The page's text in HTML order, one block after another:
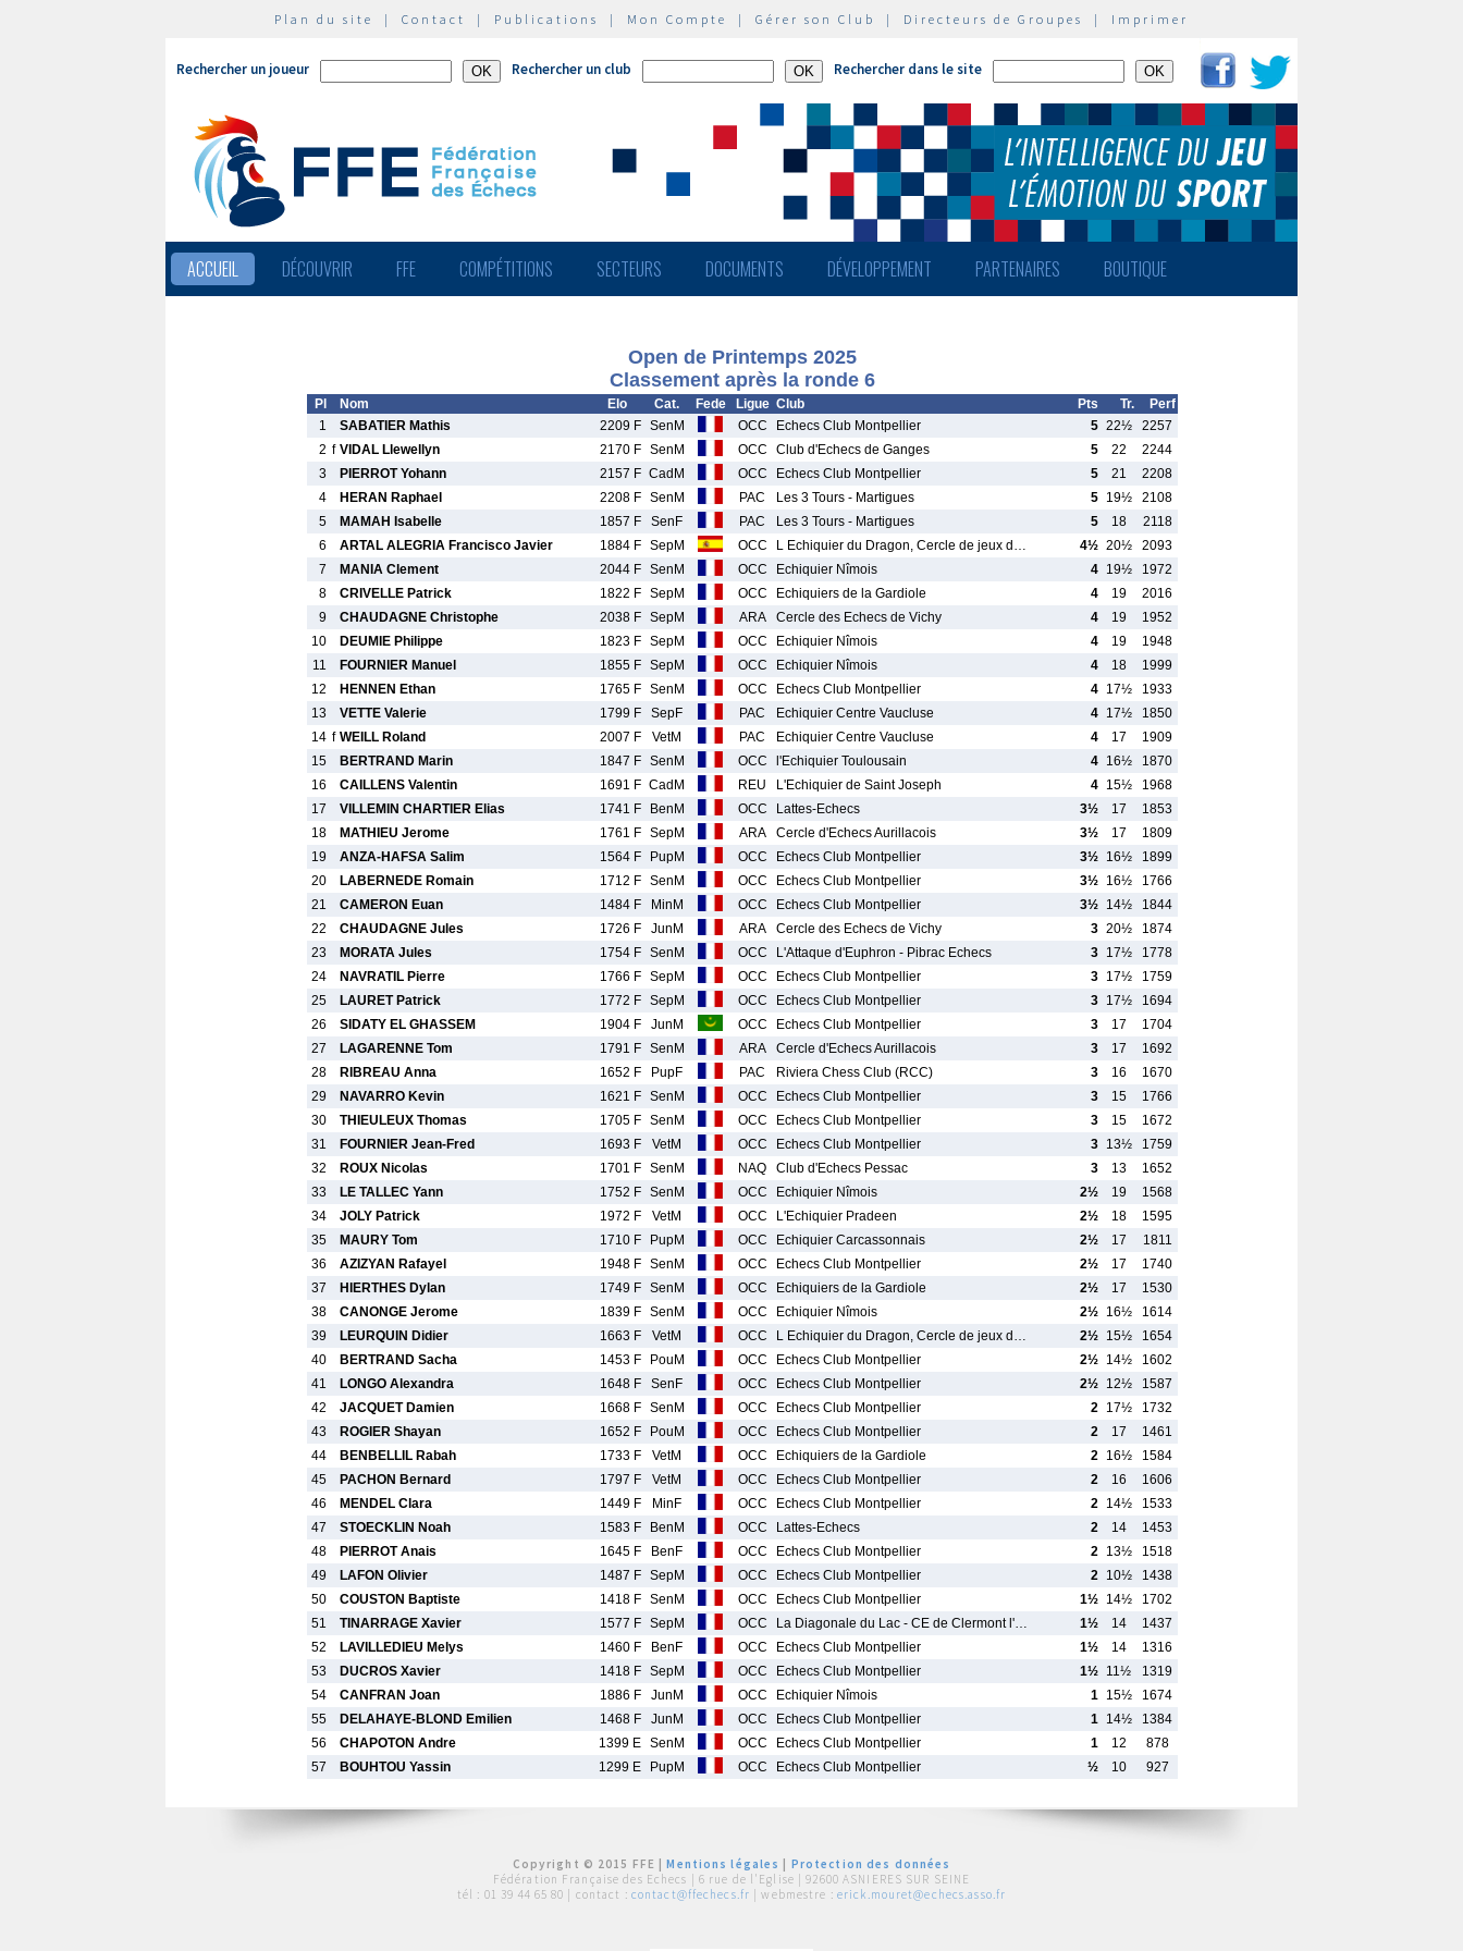
Plan du site | Contact | Publications | Mon Compte | Gérer son Club | Directeurs de Groupes | Imprimer
Rechercher un joueur Rechercher un club Rechercher dans le site
ACCUEIL DÉCOUVRIR FFE COMPÉTITIONS SECTEURS DOCUMENTS DÉVELOPPEMENT PARTENAIRES BOUTIQUE
Open de Printemps 2025
Classement après la ronde 6
Pl Nom Elo Cat. Fede Ligue Club Pts Tr.
Perf
1
SABATIER Mathis 2209 F SenM OCC Echecs Club Montpellier 5 22½
2257
2 f VIDAL Llewellyn 2170 F SenM OCC Club d'Echecs de Ganges 5 22
2244
3
PIERROT Yohann 2157 F CadM OCC Echecs Club Montpellier 5 21
2208
4
HERAN Raphael 2208 F SenM PAC Les 3 Tours - Martigues 5 19½
2108
5
MAMAH Isabelle 1857 F SenF PAC Les 3 Tours - Martigues 5 18
2118
6
ARTAL ALEGRIA Francisco Javier 1884 F SepM OCC L Echiquier du Dragon, Cercle de jeux d… 4½ 20½
2093
7
MANIA Clement 2044 F SenM OCC Echiquier Nîmois 4 19½
1972
8
CRIVELLE Patrick 1822 F SepM OCC Echiquiers de la Gardiole 4 19
2016
9
CHAUDAGNE Christophe 2038 F SepM ARA Cercle des Echecs de Vichy 4 19
1952
10
DEUMIE Philippe 1823 F SepM OCC Echiquier Nîmois 4 19
1948
11
FOURNIER Manuel 1855 F SepM OCC Echiquier Nîmois 4 18
1999
12
HENNEN Ethan 1765 F SenM OCC Echecs Club Montpellier 4 17½
1933
13
VETTE Valerie 1799 F SepF PAC Echiquier Centre Vaucluse 4 17½
1850
14 f WEILL Roland 2007 F VetM PAC Echiquier Centre Vaucluse 4 17
1909
15
BERTRAND Marin 1847 F SenM OCC l'Echiquier Toulousain 4 16½
1870
16
CAILLENS Valentin 1691 F CadM REU L'Echiquier de Saint Joseph 4 15½
1968
17
VILLEMIN CHARTIER Elias 1741 F BenM OCC Lattes-Echecs 3½ 17
1853
18
MATHIEU Jerome 1761 F SepM ARA Cercle d'Echecs Aurillacois 3½ 17
1809
19
ANZA-HAFSA Salim 1564 F PupM OCC Echecs Club Montpellier 3½ 16½
1899
20
LABERNEDE Romain 1712 F SenM OCC Echecs Club Montpellier 3½ 16½
1766
21
CAMERON Euan 1484 F MinM OCC Echecs Club Montpellier 3½ 14½
1844
22
CHAUDAGNE Jules 1726 F JunM ARA Cercle des Echecs de Vichy 3 20½
1874
23
MORATA Jules 1754 F SenM OCC L'Attaque d'Euphron - Pibrac Echecs 3 17½
1778
24
NAVRATIL Pierre 1766 F SepM OCC Echecs Club Montpellier 3 17½
1759
25
LAURET Patrick 1772 F SepM OCC Echecs Club Montpellier 3 17½
1694
26
SIDATY EL GHASSEM 1904 F JunM OCC Echecs Club Montpellier 3 17
1704
27
LAGARENNE Tom 1791 F SenM ARA Cercle d'Echecs Aurillacois 3 17
1692
28
RIBREAU Anna 1652 F PupF PAC Riviera Chess Club (RCC) 3 16
1670
29
NAVARRO Kevin 1621 F SenM OCC Echecs Club Montpellier 3 15
1766
30
THIEULEUX Thomas 1705 F SenM OCC Echecs Club Montpellier 3 15
1672
31
FOURNIER Jean-Fred 1693 F VetM OCC Echecs Club Montpellier 3 13½
1759
32
ROUX Nicolas 1701 F SenM NAQ Club d'Echecs Pessac 3 13
1652
33
LE TALLEC Yann 1752 F SenM OCC Echiquier Nîmois 2½ 19
1568
34
JOLY Patrick 1972 F VetM OCC L'Echiquier Pradeen 2½ 18
1595
35
MAURY Tom 1710 F PupM OCC Echiquier Carcassonnais 2½ 17
1811
36
AZIZYAN Rafayel 1948 F SenM OCC Echecs Club Montpellier 2½ 17
1740
37
HIERTHES Dylan 1749 F SenM OCC Echiquiers de la Gardiole 2½ 17
1530
38
CANONGE Jerome 1839 F SenM OCC Echiquier Nîmois 2½ 16½
1614
39
LEURQUIN Didier 1663 F VetM OCC L Echiquier du Dragon, Cercle de jeux d… 2½ 15½
1654
40
BERTRAND Sacha 1453 F PouM OCC Echecs Club Montpellier 2½ 14½
1602
41
LONGO Alexandra 1648 F SenF OCC Echecs Club Montpellier 2½ 12½
1587
42
JACQUET Damien 1668 F SenM OCC Echecs Club Montpellier 2 17½
1732
43
ROGIER Shayan 1652 F PouM OCC Echecs Club Montpellier 2 17
1461
44
BENBELLIL Rabah 1733 F VetM OCC Echiquiers de la Gardiole 2 16½
1584
45
PACHON Bernard 1797 F VetM OCC Echecs Club Montpellier 2 16
1606
46
MENDEL Clara 1449 F MinF OCC Echecs Club Montpellier 2 14½
1533
47
STOECKLIN Noah 1583 F BenM OCC Lattes-Echecs 2 14
1453
48
PIERROT Anais 1645 F BenF OCC Echecs Club Montpellier 2 13½
1518
49
LAFON Olivier 1487 F SepM OCC Echecs Club Montpellier 2 10½
1438
50
COUSTON Baptiste 1418 F SenM OCC Echecs Club Montpellier 1½ 14½
1702
51
TINARRAGE Xavier 1577 F SepM OCC La Diagonale du Lac - CE de Clermont l'… 1½ 14
1437
52
LAVILLEDIEU Melys 1460 F BenF OCC Echecs Club Montpellier 1½ 14
1316
53
DUCROS Xavier 1418 F SepM OCC Echecs Club Montpellier 1½ 11½
1319
54
CANFRAN Joan 1886 F JunM OCC Echiquier Nîmois 1 15½
1674
55
DELAHAYE-BLOND Emilien 1468 F JunM OCC Echecs Club Montpellier 1 14½
1384
56
CHAPOTON Andre 1399 E SenM OCC Echecs Club Montpellier 1 12
878
57
BOUHTOU Yassin 1299 E PupM OCC Echecs Club Montpellier ½ 10 927
Copyright © 2015 FFE |Mentions légales
Protection des données
Fédération Française des Echecs | 6 rue de l'Eglise | 92600 ASNIERES SUR SEINE
tél : 01 39 44 65 80 | contact : contact@ffechecs.fr | webmestre : erick.mouret@echecs.asso.fr